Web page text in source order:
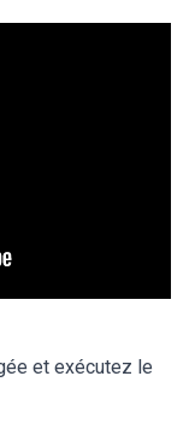
et exécutez le